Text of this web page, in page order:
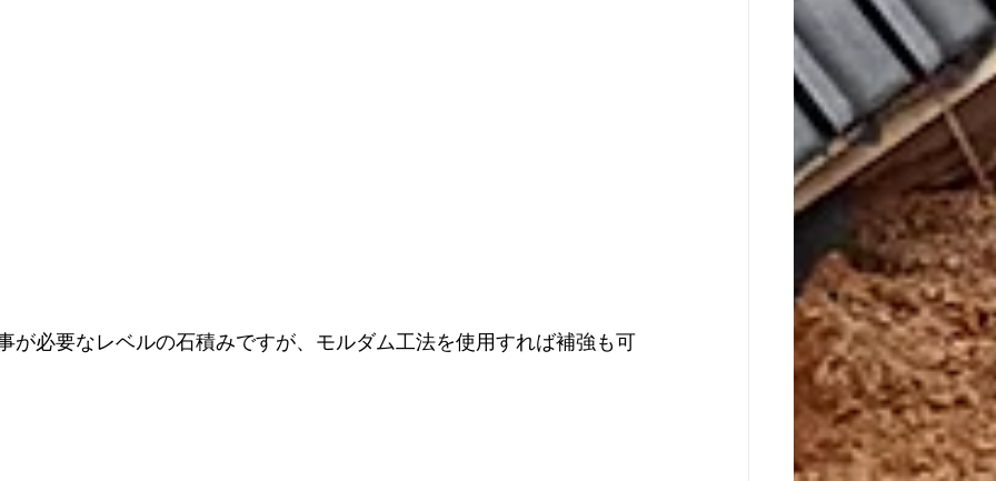
が必要なレベルの石積みですが、モルダム工法を使用すれば補強も可